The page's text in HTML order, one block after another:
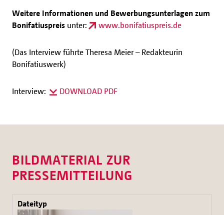
Weitere Informationen und Bewerbungsunterlagen zum
Bonifatiuspreis unter: www.bonifatiuspreis.de
(Das Interview führte Theresa Meier – Redakteurin
Bonifatiuswerk)
Interview: DOWNLOAD PDF
BILDMATERIAL ZUR
PRESSEMITTEILUNG